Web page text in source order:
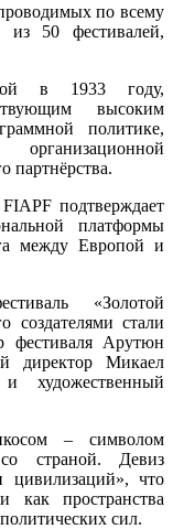
по всему
из 50 фестивалей,
в 1933 году,
высоким
политике,
организационной
партнёрства.
подтверждает
платформы
между Европой и
«Золотой
создателями стали
фестиваля Арутюн
директор Микаел
художественный
– символом
страной. Девиз
цивилизаций», что
как пространства
сил.